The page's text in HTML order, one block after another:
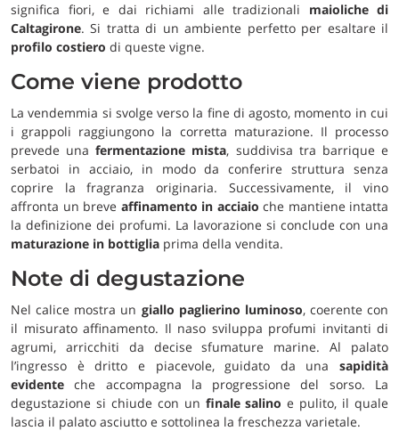
significa fiori, e dai richiami alle tradizionali maioliche di
Caltagirone. Si tratta di un ambiente perfetto per esaltare il
profilo costiero di queste vigne.
Come viene prodotto
La vendemmia si svolge verso la fine di agosto, momento in cui
i grappoli raggiungono la corretta maturazione. Il processo
prevede unafermentazione mista, suddivisa tra barrique e
serbatoi in acciaio, in modo da conferire struttura senza
coprire la fragranza originaria. Successivamente, il vino
affronta un breve affinamento in acciaio che mantiene intatta
la definizione dei profumi. La lavorazione si conclude con una
maturazione in bottiglia prima della vendita.
Note di degustazione
Nel calice mostra un giallo paglierino luminoso, coerente con
il misurato affinamento. Il naso sviluppa profumi invitanti di
agrumi, arricchiti da decise sfumature marine. Al palato
l’ingresso è dritto e piacevole, guidato da una sapidità
evidente che accompagna la progressione del sorso. La
degustazione si chiude con un finale salino e pulito, il quale
lascia il palato asciutto e sottolinea la freschezza varietale.